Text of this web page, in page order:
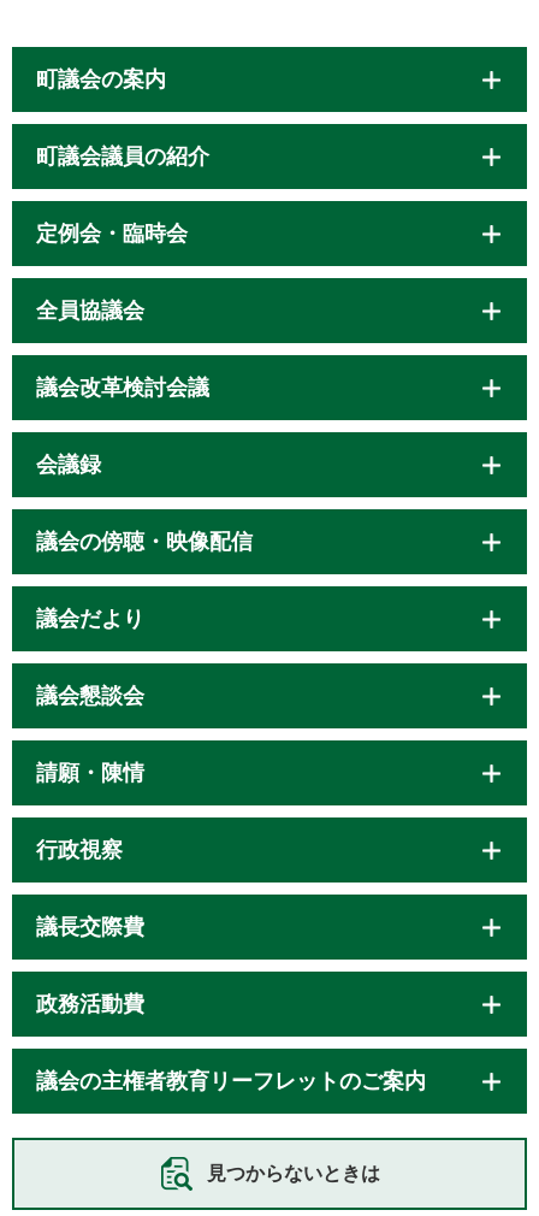
町議会の案内
町議会議員の紹介
定例会・臨時会
全員協議会
議会改革検討会議
会議録
議会の傍聴・映像配信
議会だより
議会懇談会
請願・陳情
行政視察
議長交際費
政務活動費
議会の主権者教育リーフレットのご案内
見つからないときは